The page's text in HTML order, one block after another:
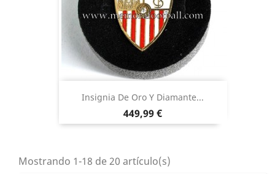
Insignia De Oro Y Diamante...
Precio
449,99 €
Mostrando 1-18 de 20 artículo(s)